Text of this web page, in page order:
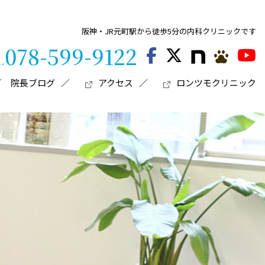
阪神・JR元町駅から徒歩5分の内科クリニックです
078-599-9122
院長ブログ アクセス ロンツモクリニック